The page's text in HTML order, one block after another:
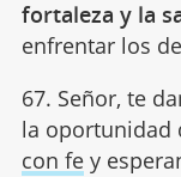
fortaleza y la
enfrentar los
67. Señor, te
la oportunidad
con fey